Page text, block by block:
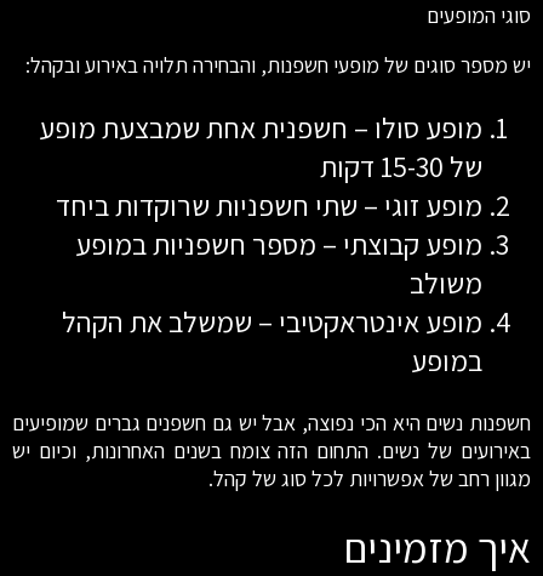
סוגי המופעים
יש מספר סוגים של מופעי חשפנות, והבחירה תלויה באירוע ובקהל:
מופע סולו – חשפנית אחת שמבצעת מופע
של 15-30 דקות
מופע זוגי – שתי חשפניות שרוקדות ביחד
מופע קבוצתי – מספר חשפניות במופע
משולב
מופע אינטראקטיבי – שמשלב את הקהל
במופע
חשפנות נשים היא הכי נפוצה, אבל יש גם חשפנים גברים שמופיעים
באירועים של נשים. התחום הזה צומח בשנים האחרונות, וכיום יש
מגוון רחב של אפשרויות לכל סוג של קהל.
איך מזמינים